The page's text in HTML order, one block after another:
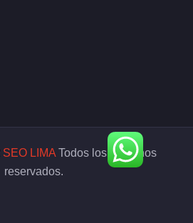
SEO LIMATodos los derechos
reservados.